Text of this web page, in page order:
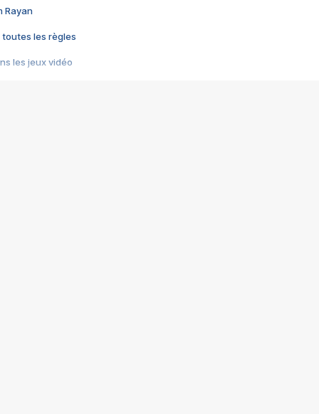
Rayan
toutes les règles
les jeux vidéo